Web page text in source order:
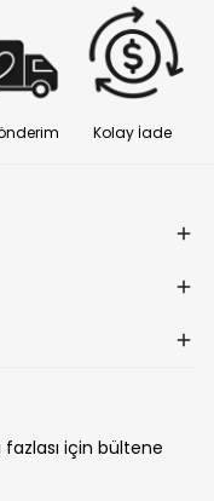
Kolay İade
için bültene